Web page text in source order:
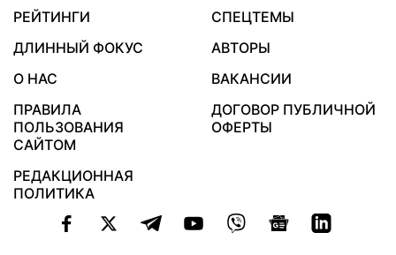
РЕЙТИНГИ
СПЕЦТЕМЫ
ДЛИННЫЙ ФОКУС
АВТОРЫ
О НАС
ВАКАНСИИ
ПРАВИЛА
ПОЛЬЗОВАНИЯ
САЙТОМ
ДОГОВОР ПУБЛИЧНОЙ
ОФЕРТЫ
РЕДАКЦИОННАЯ
ПОЛИТИКА